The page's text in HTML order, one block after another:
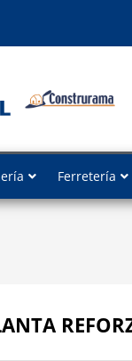
Ferretería